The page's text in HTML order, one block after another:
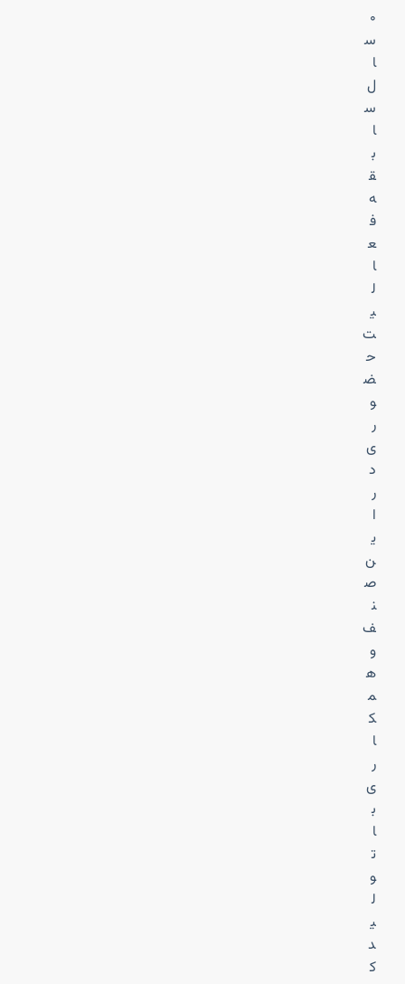
۰
س
ا
ل
س
ا
ب
ق
ه
ف
ع
ا
ل
ی
ت
ح
ض
و
ر
ی
د
ر
ا
ی
ن
ص
ن
ف
و
ه
م
ک
ا
ر
ی
ب
ا
ت
و
ل
ی
د
ک